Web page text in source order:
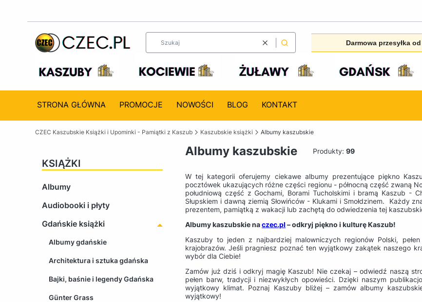
WyczyśćSzukaj Darmowa przesyłka od
STRONA GŁÓWNA PROMOCJE NOWOŚCI BLOG KONTAKT
CZEC Kaszubskie Książki i Upominki - Pamiątki z Kaszub Kaszubskie książki Albumy kaszubskie
KSIĄŻKI
Albumy
Audiobooki i płyty
Gdańskie książki
Albumy gdańskie
Architektura i sztuka gdańska
Bajki, baśnie i legendy Gdańska
Günter Grass
Albumy kaszubskie Produkty: 99
W tej kategorii oferujemy ciekawe albumy prezentujące piękno
pocztówek ukazujących różne części regionu - północną część zwaną
południową część z Gochami, Borami Tucholskimi i bramą Kaszub -
Słupskiem i dawną ziemią Słowińców - Klukami i Smołdzinem. Każdy
prezentem, pamiątką z wakacji lub zachętą do odwiedzenia tej
Albumy kaszubskie naczec.pl – odkryj piękno i kulturę Kaszub!
Kaszuby to jeden z najbardziej malowniczych regionów Polski,
krajobrazów. Jeśli pragniesz poznać ten wyjątkowy zakątek naszego
wybór dla Ciebie!
Zamów już dziś i odkryj magię Kaszub! Nie czekaj – odwiedź naszą
pełen barw, tradycji i niezwykłych opowieści. Dzięki naszym
wyjątkowy klimat. Poznaj Kaszuby bliżej – zamów albumy
wyjątkowy!